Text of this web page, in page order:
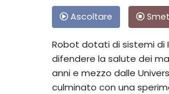
Ascoltare
Robot dotati di sistemi di
difendere la salute dei
anni e mezzo dalle
culminato con una